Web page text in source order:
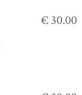
€ 30.00